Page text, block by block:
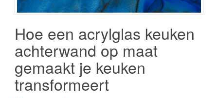
i
o
Hoe een acrylglas keuken
achterwand op maat
gemaakt je keuken
transformeert